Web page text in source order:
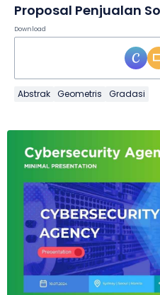
Download
Abstrak Geometris Gradasi